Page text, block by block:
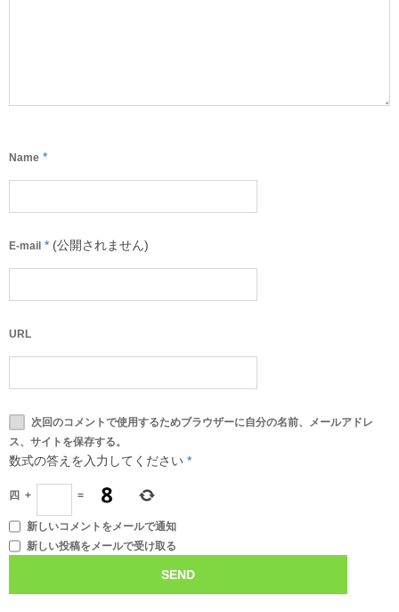
Name *
E-mail * (公開されません)
URL
次回のコメントで使用するためブラウザーに自分の名前、メールアドレ
ス、サイトを保存する。
数式の答えを入力してください *
四 + =
新しいコメントをメールで通知
新しい投稿をメールで受け取る